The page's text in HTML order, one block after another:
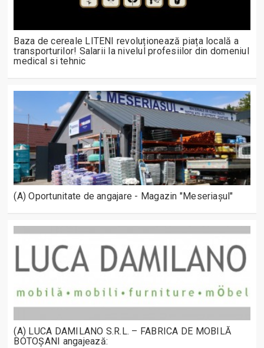
Baza de cereale LITENI revoluționează piața locală a
transporturilor! Salarii la nivelul profesiilor din domeniul
medical si tehnic
(A) Oportunitate de angajare - Magazin "Meseriașul"
(A) LUCA DAMILANO S.R.L. – FABRICA DE MOBILĂ
BOTOȘANI angajează: